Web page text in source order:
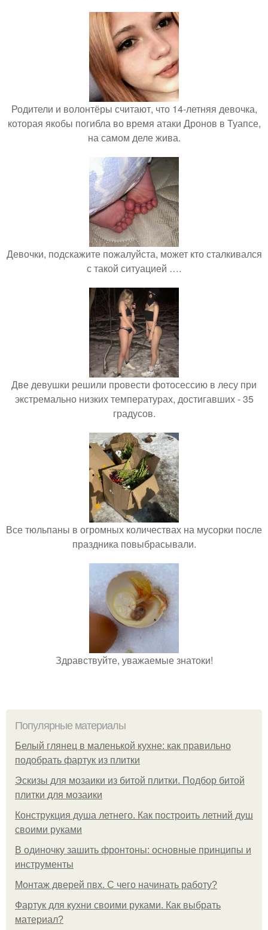
Родители и волонтёры считают, что 14-летняя девочка,
которая якобы погибла во время атаки Дронов в Туапсе,
на самом деле жива.
Девочки, подскажите пожалуйста, может кто сталкивался
с такой ситуацией ….
Две девушки решили провести фотосессию в лесу при
экстремально низких температурах, достигавших - 35
градусов.
Все тюльпаны в огромных количествах на мусорки после
праздника повыбрасывали.
Здравствуйте, уважаемые знатоки!
Популярные материалы
Белый глянец в маленькой кухне: как правильно
подобрать фартук из плитки
Эскизы для мозаики из битой плитки. Подбор битой
плитки для мозаики
Конструкция душа летнего. Как построить летний душ
своими руками
В одиночку зашить фронтоны: основные принципы и
инструменты
Монтаж дверей пвх. С чего начинать работу?
Фартук для кухни своими руками. Как выбрать
материал?